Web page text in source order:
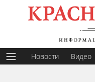
Новости Видео